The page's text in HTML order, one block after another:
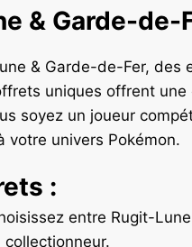
& Garde-de-
& Garde-de-Fer, des
uniques offrent
soyez un joueur
votre univers Pokémon.
:
entre Rugit-